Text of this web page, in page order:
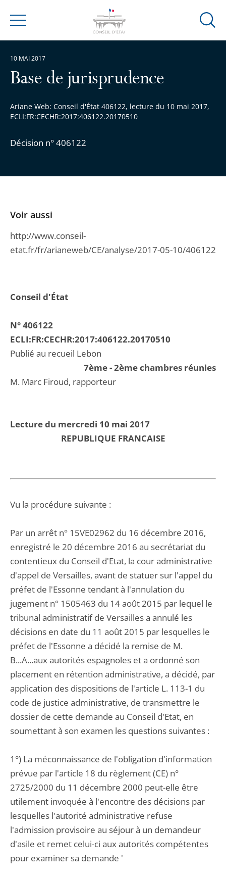
Menu
Ouvrir
Base de jurisprudence
Ariane Web: Conseil d'État 406122, lecture du 10 mai 2017,
ECLI:FR:CECHR:2017:406122.20170510
Décision n° 406122
10 MAI 2017
Conseil d'État
N° 406122
ECLI:FR:CECHR:2017:406122.20170510
Publié au recueil Lebon
7ème - 2ème chambres réunies
M. Marc Firoud, rapporteur
Lecture du mercredi 10 mai 2017
REPUBLIQUE FRANCAISE
Vu la procédure suivante :
Par un arrêt n° 15VE02962 du 16 décembre 2016,
enregistré le 20 décembre 2016 au secrétariat du
contentieux du Conseil d'Etat, la cour administrative
d'appel de Versailles, avant de statuer sur l'appel du
préfet de l'Essonne tendant à l'annulation du
jugement n° 1505463 du 14 août 2015 par lequel le
tribunal administratif de Versailles a annulé les
décisions en date du 11 août 2015 par lesquelles le
préfet de l'Essonne a décidé la remise de M.
B...A...aux autorités espagnoles et a ordonné son
placement en rétention administrative, a décidé, par
application des dispositions de l'article L. 113-1 du
code de justice administrative, de transmettre le
dossier de cette demande au Conseil d'Etat, en
soumettant à son examen les questions suivantes :
1°) La méconnaissance de l'obligation d'information
prévue par l'article 18 du règlement (CE) n°
2725/2000 du 11 décembre 2000 peut-elle être
utilement invoquée à l'encontre des décisions par
lesquelles l'autorité administrative refuse
l'admission provisoire au séjour à un demandeur
d'asile et remet celui-ci aux autorités compétentes
pour examiner sa demande '
Voir aussi
http://www.conseil-
etat.fr/fr/arianeweb/CE/analyse/2017-05-10/406122